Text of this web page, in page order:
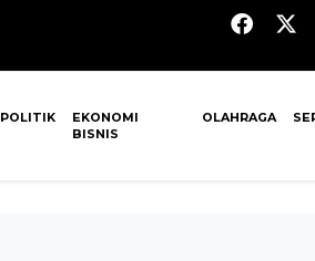
POLITIK
EKONOMI
BISNIS
OLAHRAGA